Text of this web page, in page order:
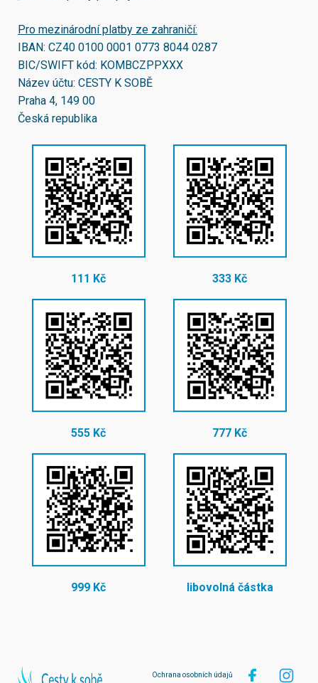
Pro mezinárodní platby ze zahraničí:
IBAN: CZ40 0100 0001 0773 8044 0287
BIC/SWIFT kód: KOMBCZPPXXX
Název účtu: CESTY K SOBĚ
Praha 4, 149 00
Česká republika
111 Kč 333 Kč
555 Kč 777 Kč
999 Kč libovolná částka
Ochrana osobních údajů